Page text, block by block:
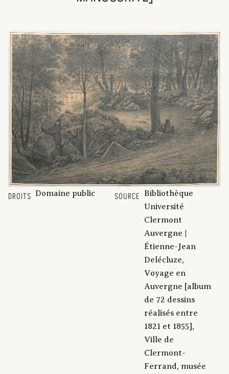
DROITS Domaine public SOURCE
Bibliothèque
Université
Clermont
Auvergne |
Étienne-Jean
Delécluze,
Voyage en
Auvergne [album
de 72 dessins
réalisés entre
1821 et 1855],
Ville de
Clermont-
Ferrand, musée